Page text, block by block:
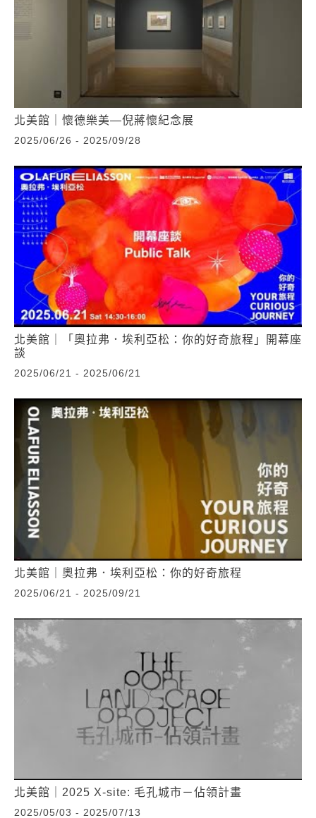
北美館｜懷德樂美—倪蔣懷紀念展
2025/06/26 - 2025/09/28
北美館｜「奧拉弗．埃利亞松：你的好奇旅程」開幕座
談
2025/06/21 - 2025/06/21
北美館｜奧拉弗．埃利亞松：你的好奇旅程
2025/06/21 - 2025/09/21
北美館｜2025 X-site: 毛孔城市－佔領計畫
2025/05/03 - 2025/07/13